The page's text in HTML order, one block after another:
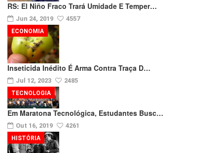
RS: El Niño Fraco Trará Umidade E Temper…
Jun 24, 2019 4557
Inseticida Inédito É Arma Contra Traça D…
Jul 12, 2023 2485
ECONOMIA
Em Maratona Tecnológica, Estudantes Busc…
Out 16, 2019 4261
TECNOLOGIA
HISTÓRIA